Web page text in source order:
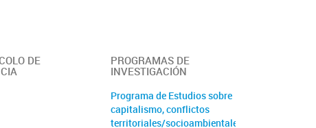
DE
PROGRAMAS DE
INVESTIGACIÓN
Programa de Estudios sobre
capitalismo, conflictos
territoriales/socioambientales